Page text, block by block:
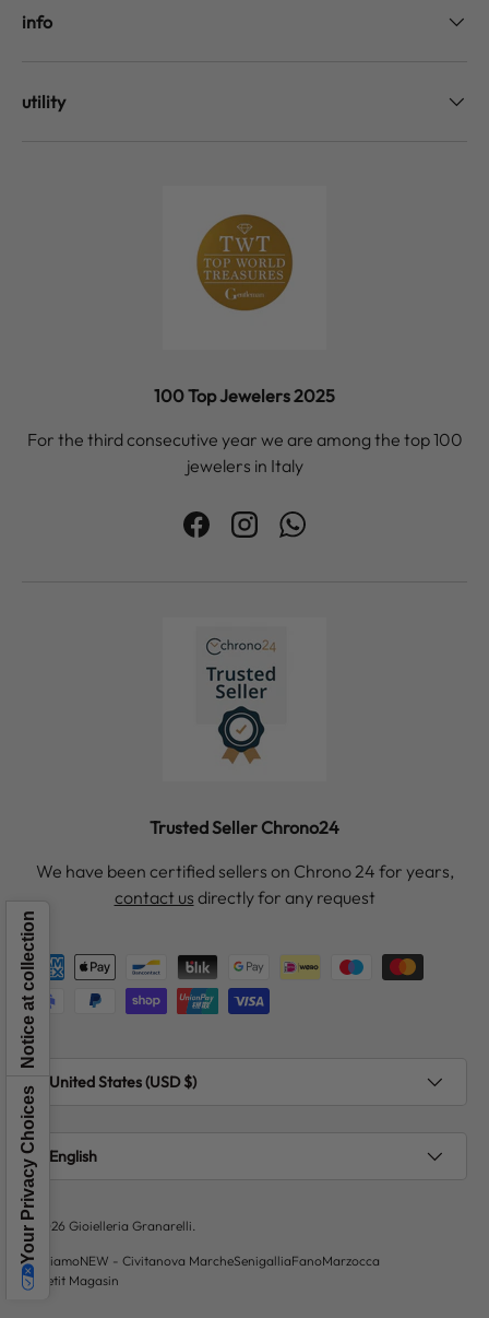
info
utility
100 Top Jewelers 2025
For the third consecutive year we are among the top 100
jewelers in Italy
FacebookInstagramWhatsApp
Trusted Seller Chrono24
We have been certified sellers on Chrono 24 for years,
contact us directly for any request
Payment methods accepted
Country/Region
United States (USD $)
Language
English
© 2026 Gioielleria Granarelli
Chi siamoNEW - Civitanova MarcheSenigalliaFanoMarzocca
Le Petit Magasin
Your Privacy Choices
Notice at collection